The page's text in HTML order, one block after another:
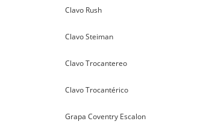
Clavo Rush
Clavo Steiman
Clavo Trocantereo
Clavo Trocantérico
Grapa Coventry Escalon